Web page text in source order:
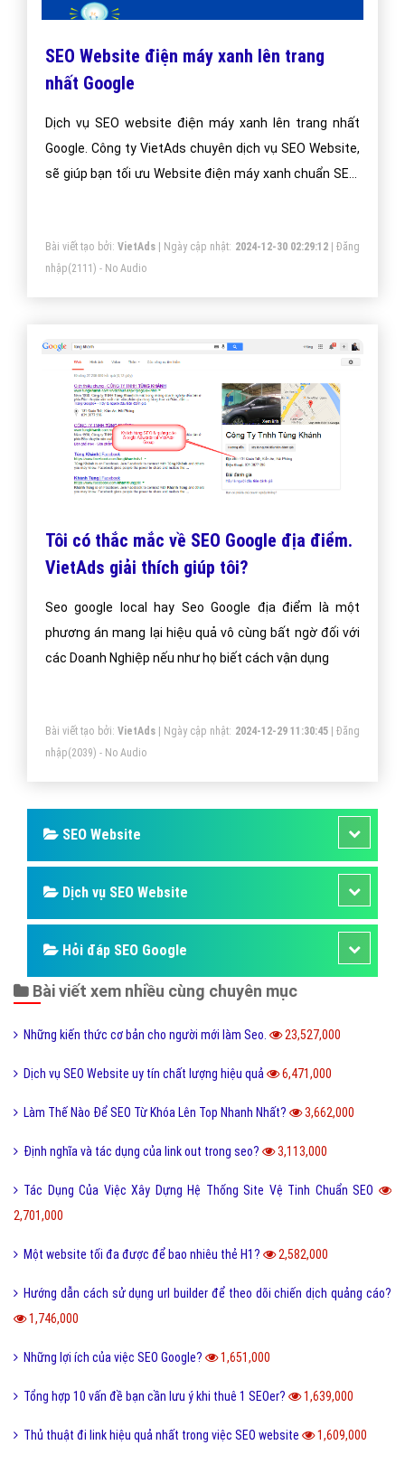
SEO Website điện máy xanh lên trang
nhất Google
Dịch vụ SEO website điện máy xanh lên trang nhất
Google. Công ty VietAds chuyên dịch vụ SEO Website,
sẽ giúp bạn tối ưu Website điện máy xanh chuẩn SEO,
Bài viết tạo bởi: VietAds| Ngày cập nhật: 2024-12-30 02:29:12|Đăng
nhập(2111) - No Audio
Tôi có thắc mắc về SEO Google địa điểm.
VietAds giải thích giúp tôi?
Seo google local hay Seo Google địa điểm là một
phương án mang lại hiệu quả vô cùng bất ngờ đối với
các Doanh Nghiệp nếu như họ biết cách vận dụng
Bài viết tạo bởi: VietAds| Ngày cập nhật: 2024-12-29 11:30:45|Đăng
nhập(2039) - No Audio
SEO Website
Dịch vụ SEO Website
Hỏi đáp SEO Google
Bài viết xem nhiều cùng chuyên mục
Những kiến thức cơ bản cho người mới làm Seo. 23,527,000
Dịch vụ SEO Website uy tín chất lượng hiệu quả 6,471,000
Làm Thế Nào Để SEO Từ Khóa Lên Top Nhanh Nhất? 3,662,000
Định nghĩa và tác dụng của link out trong seo? 3,113,000
Tác Dụng Của Việc Xây Dựng Hệ Thống Site Vệ Tinh Chuẩn SEO
2,701,000
Một website tối đa được để bao nhiêu thẻ H1? 2,582,000
Hướng dẫn cách sử dụng url builder để theo dõi chiến dịch quảng cáo?
1,746,000
Những lợi ích của việc SEO Google? 1,651,000
Tổng hợp 10 vấn đề bạn cần lưu ý khi thuê 1 SEOer? 1,639,000
Thủ thuật đi link hiệu quả nhất trong việc SEO website 1,609,000